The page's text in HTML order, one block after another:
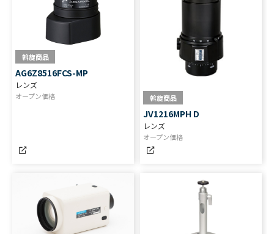
斡旋商品
AG6Z8516FCS-MP
レンズ
オープン価格 斡旋商品
JV1216MPH D
レンズ
オープン価格